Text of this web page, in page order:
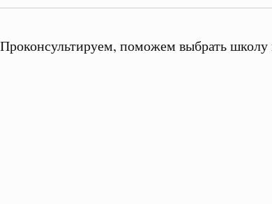
поможем выбрать школу